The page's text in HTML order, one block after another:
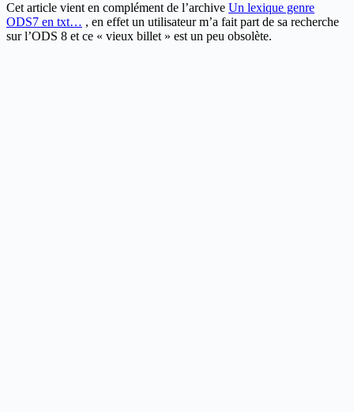
Cet article vient en complément de l’archive Un lexique genre
ODS7 en txt… , en effet un utilisateur m’a fait part de sa recherche
sur l’ODS 8 et ce « vieux billet » est un peu obsolète.